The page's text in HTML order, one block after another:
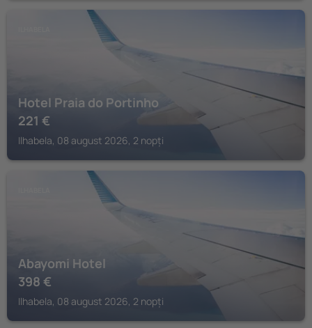
Hotel Praia do Portinho
221 €
Ilhabela, 08 august 2026, 2 nopți
Abayomi Hotel
398 €
Ilhabela, 08 august 2026, 2 nopți